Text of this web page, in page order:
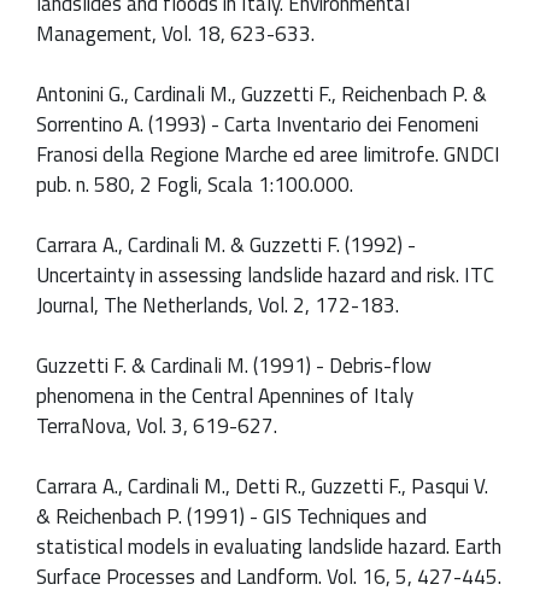
Management, Vol. 18, 623-633.
Antonini G., Cardinali M., Guzzetti F., Reichenbach P. &
Sorrentino A. (1993) - Carta Inventario dei Fenomeni
Franosi della Regione Marche ed aree limitrofe. GNDCI
pub. n. 580, 2 Fogli, Scala 1:100.000.
Carrara A., Cardinali M. & Guzzetti F. (1992) -
Uncertainty in assessing landslide hazard and risk. ITC
Journal, The Netherlands, Vol. 2, 172-183.
Guzzetti F. & Cardinali M. (1991) - Debris-flow
phenomena in the Central Apennines of Italy
TerraNova, Vol. 3, 619-627.
Carrara A., Cardinali M., Detti R., Guzzetti F., Pasqui V.
& Reichenbach P. (1991) - GIS Techniques and
statistical models in evaluating landslide hazard. Earth
Surface Processes and Landform. Vol. 16, 5, 427-445.